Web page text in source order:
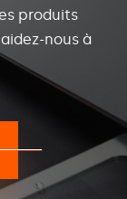
produits
nous à